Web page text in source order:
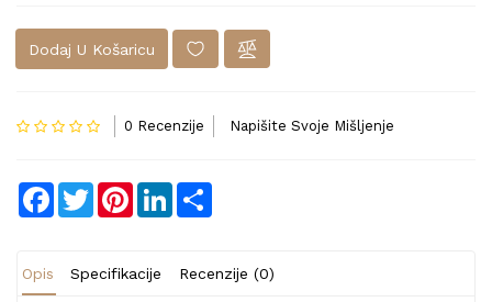
Dodaj U Košaricu
0 Recenzije Napišite Svoje Mišljenje
Facebook
TwitterPinterestLinkedIn
Opis Specifikacije Recenzije (0)